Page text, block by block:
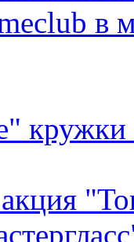
в
кружки